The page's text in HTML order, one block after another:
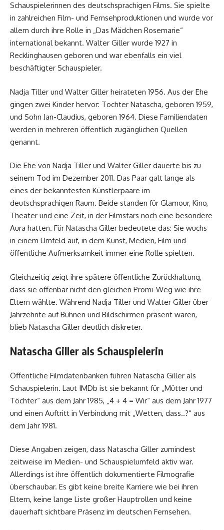
Schauspielerinnen des deutschsprachigen Films. Sie spielte
in zahlreichen Film- und Fernsehproduktionen und wurde vor
allem durch ihre Rolle in „Das Mädchen Rosemarie“
international bekannt. Walter Giller wurde 1927 in
Recklinghausen geboren und war ebenfalls ein viel
beschäftigter Schauspieler.
Nadja Tiller und Walter Giller heirateten 1956. Aus der Ehe
gingen zwei Kinder hervor: Tochter Natascha, geboren 1959,
und Sohn Jan-Claudius, geboren 1964. Diese Familiendaten
werden in mehreren öffentlich zugänglichen Quellen
genannt.
Die Ehe von Nadja Tiller und Walter Giller dauerte bis zu
seinem Tod im Dezember 2011. Das Paar galt lange als
eines der bekanntesten Künstlerpaare im
deutschsprachigen Raum. Beide standen für Glamour, Kino,
Theater und eine Zeit, in der Filmstars noch eine besondere
Aura hatten. Für Natascha Giller bedeutete das: Sie wuchs
in einem Umfeld auf, in dem Kunst, Medien, Film und
öffentliche Aufmerksamkeit immer eine Rolle spielten.
Gleichzeitig zeigt ihre spätere öffentliche Zurückhaltung,
dass sie offenbar nicht den gleichen Promi-Weg wie ihre
Eltern wählte. Während Nadja Tiller und Walter Giller über
Jahrzehnte auf Bühnen und Bildschirmen präsent waren,
blieb Natascha Giller deutlich diskreter.
Natascha Giller als Schauspielerin
Öffentliche Filmdatenbanken führen Natascha Giller als
Schauspielerin. Laut IMDb ist sie bekannt für „Mütter und
Töchter“ aus dem Jahr 1985, „4 + 4 = Wir“ aus dem Jahr 1977
und einen Auftritt in Verbindung mit „Wetten, dass..?“ aus
dem Jahr 1981.
Diese Angaben zeigen, dass Natascha Giller zumindest
zeitweise im Medien- und Schauspielumfeld aktiv war.
Allerdings ist ihre öffentlich dokumentierte Filmografie
überschaubar. Es gibt keine breite Karriere wie bei ihren
Eltern, keine lange Liste großer Hauptrollen und keine
dauerhaft sichtbare Präsenz im deutschen Fernsehen.